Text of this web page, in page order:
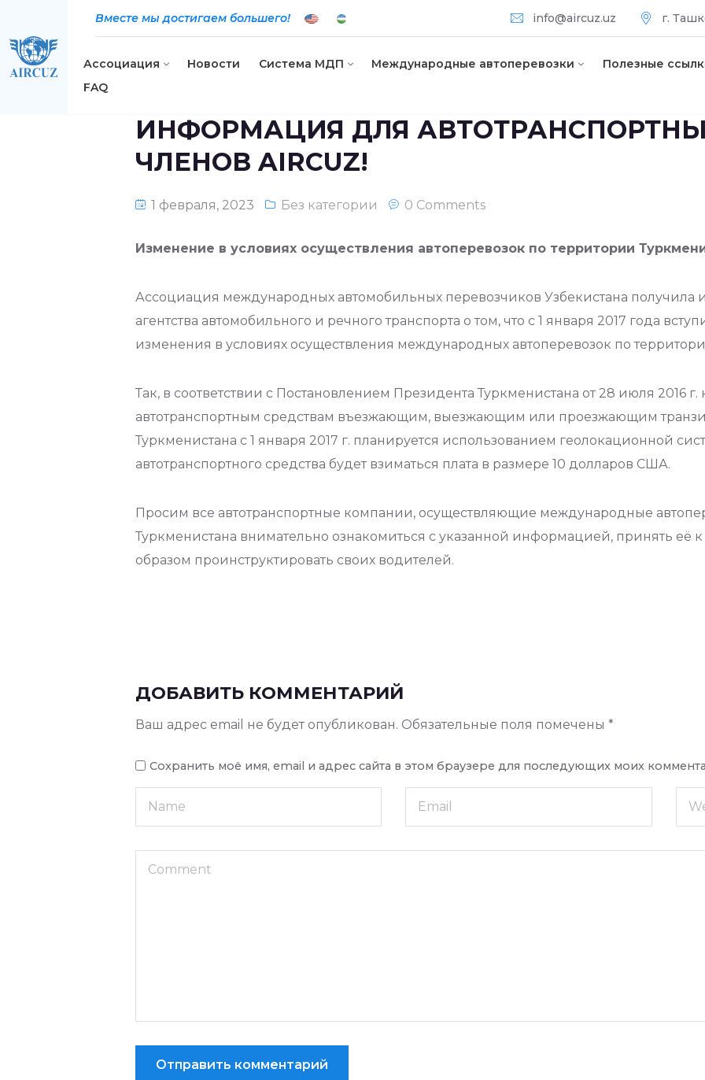
Вместе мы достигаем большего! info@aircuz.uz г.
Ассоциация Новости Система МДП Международные автоперевозки Полезные
FAQ
ИНФОРМАЦИЯ ДЛЯ
ЧЛЕНОВ AIRCUZ!
1 февраля, 2023 Без категории 0 Comments
Изменение в условиях осуществления автоперевозок по территории
Ассоциация международных автомобильных перевозчиков Узбекистана получила
агентства автомобильного и речного транспорта о том, что с 1 января 2017 года
изменения в условиях осуществления международных автоперевозок по
Так, в соответствии с Постановлением Президента Туркменистана от 28 июля 2016
автотранспортным средствам въезжающим, выезжающим или проезжающим
Туркменистана с 1 января 2017 г. планируется использованием геолокационной
автотранспортного средства будет взиматься плата в размере 10 долларов США.
Просим все автотранспортные компании, осуществляющие международные
Туркменистана внимательно ознакомиться с указанной информацией, принять её
образом проинструктировать своих водителей.
ДОБАВИТЬ КОММЕНТАРИЙ
Ваш адрес email не будет опубликован. Обязательные поля помечены *
Сохранить моё имя, email и адрес сайта в этом браузере для последующих моих